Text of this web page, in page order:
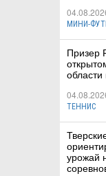
МИНИ-
Призер
ТЕННИС
урожай